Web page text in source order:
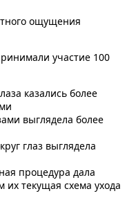
ощущения
участие 100
казались более
выглядела более
глаз выглядела
процедура дала
их текущая схема ухода